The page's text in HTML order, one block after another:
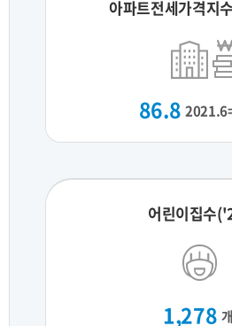
아파트전세가격지
86.8
어린이집수
1,278 개